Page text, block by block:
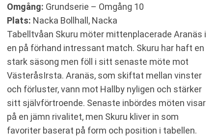
Omgång: Grundserie – Omgång 10
Plats: Nacka Bollhall, Nacka
Tabelltvåan Skuru möter mittenplacerade Aranäs i
en på förhand intressant match. Skuru har haft en
stark säsong men föll i sitt senaste möte mot
VästeråsIrsta. Aranäs, som skiftat mellan vinster
och förluster, vann mot Hallby nyligen och stärker
sitt självförtroende. Senaste inbördes möten visar
på en jämn rivalitet, men Skuru kliver in som
favoriter baserat på form och position i tabellen.